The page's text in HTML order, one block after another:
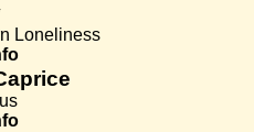
Loneliness